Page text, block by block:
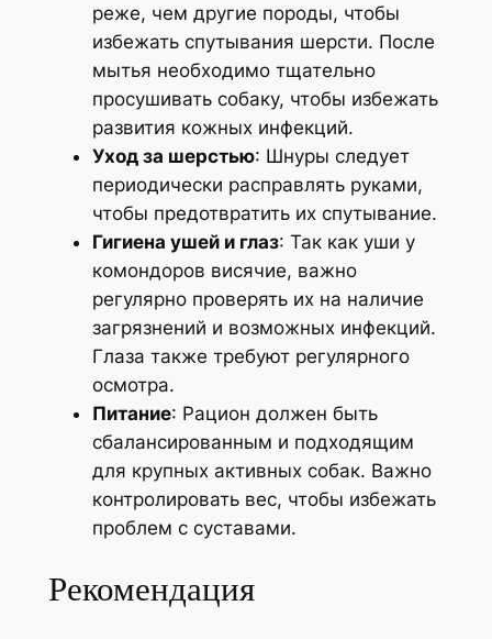
реже, чем другие породы, чтобы
избежать спутывания шерсти. После
мытья необходимо тщательно
просушивать собаку, чтобы избежать
развития кожных инфекций.
Уход за шерстью: Шнуры следует
периодически расправлять руками,
чтобы предотвратить их спутывание.
Гигиена ушей и глаз: Так как уши у
комондоров висячие, важно
регулярно проверять их на наличие
загрязнений и возможных инфекций.
Глаза также требуют регулярного
осмотра.
Питание: Рацион должен быть
сбалансированным и подходящим
для крупных активных собак. Важно
контролировать вес, чтобы избежать
проблем с суставами.
Рекомендация